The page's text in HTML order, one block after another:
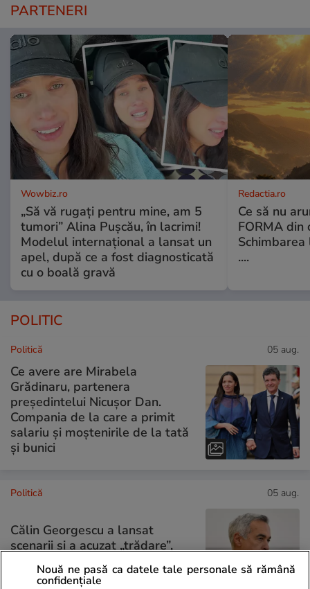
PARTENERI
Wowbiz.ro
„Să vă rugați pentru mine, am 5
tumori” Alina Pușcău, în lacrimi!
Modelul internațional a lansat un
apel, după ce a fost diagnosticată
cu o boală gravă
Redactia.ro
Ce să nu
FORMA din
Schimbarea
....
POLITIC
Politică 05 aug.
Ce avere are Mirabela
Grădinaru, partenera
președintelui Nicușor Dan.
Compania de la care a primit
salariu și moștenirile de la tată
și bunici
Politică 05 aug.
Călin Georgescu a lansat
scenarii și a acuzat „trădare”,
dacă România va trece la
moneda Euro
Nouă ne pasă ca datele tale personale să rămână
confidențiale